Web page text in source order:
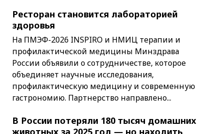
Ресторан становится лабораторией
здоровья
На ПМЭФ-2026 INSPIRO и НМИЦ терапии и
профилактической медицины Минздрава
России объявили о сотрудничестве, которое
объединяет научные исследования,
профилактическую медицину и современную
гастрономию. Партнерство направлено...
В России потеряли 180 тысяч домашних
животных за 2025 год — но находить